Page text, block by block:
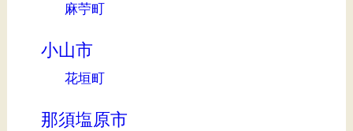
麻苧町
小山市
花垣町
那須塩原市